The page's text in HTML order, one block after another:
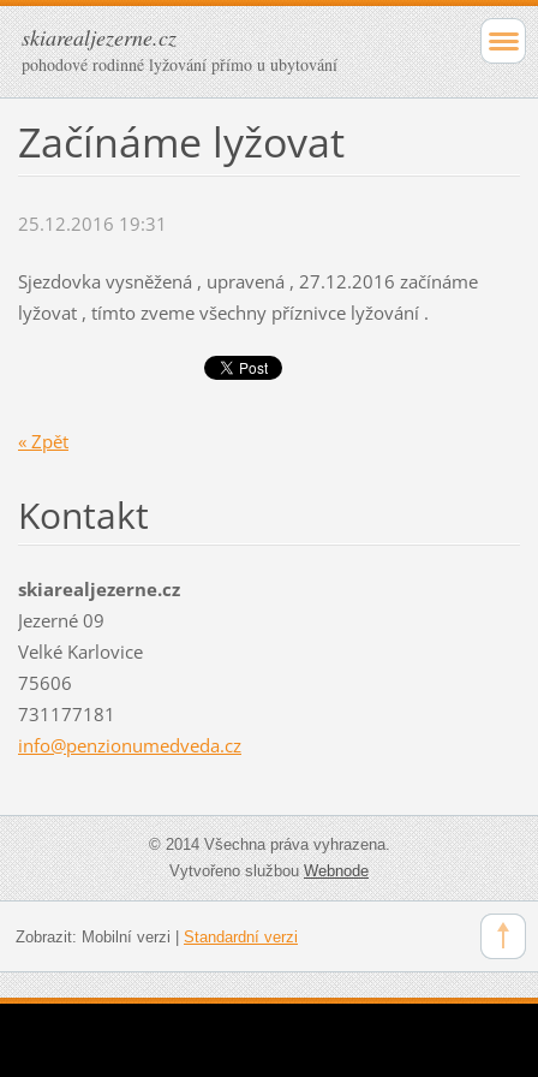
skiarealjezerne.cz
pohodové rodinné lyžování přímo u ubytování
Začínáme lyžovat
25.12.2016 19:31
Sjezdovka vysněžená , upravená , 27.12.2016 začínáme
lyžovat , tímto zveme všechny příznivce lyžování .
« Zpět
Kontakt
skiarealjezerne.cz
Jezerné 09
Velké Karlovice
75606
731177181
info@penzionumedveda.cz
© 2014 Všechna práva vyhrazena.
Vytvořeno službouWebnode
Zobrazit: Mobilní verzi Standardní verzi